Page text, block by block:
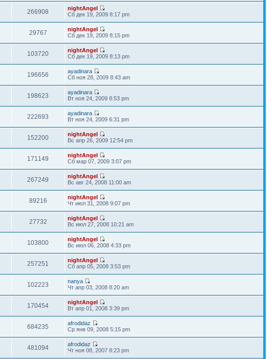
266908
nightAngel
Сб дек 19, 2009 8:17 pm
29767
nightAngel
Сб дек 19, 2009 8:15 pm
103720
nightAngel
Сб дек 19, 2009 8:13 pm
196656
ayadinara
Сб ноя 28, 2009 8:43 am
198623
ayadinara
Вт ноя 24, 2009 8:53 pm
222693
ayadinara
Вт ноя 24, 2009 6:31 pm
152200
nightAngel
Вс апр 26, 2009 12:54 pm
171149
nightAngel
Сб мар 07, 2009 3:07 pm
267249
nightAngel
Вс авг 24, 2008 11:00 am
89216
nightAngel
Чт июл 31, 2008 9:07 pm
27732
nightAngel
Вс июл 27, 2008 10:21 am
103800
nightAngel
Вс июл 06, 2008 4:33 pm
257251
nightAngel
Сб апр 05, 2008 3:53 pm
102223
nanya
Чт апр 03, 2008 8:20 am
170454
nightAngel
Вт апр 01, 2008 3:39 pm
684235
afrodidaz
Ср янв 09, 2008 5:15 pm
481094
afrodidaz
Чт ноя 08, 2007 8:23 pm